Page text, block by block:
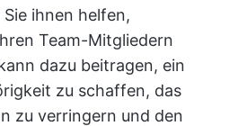
ihnen helfen,
Team-Mitgliedern
dazu beitragen, ein
zu schaffen, das
zu verringern und den